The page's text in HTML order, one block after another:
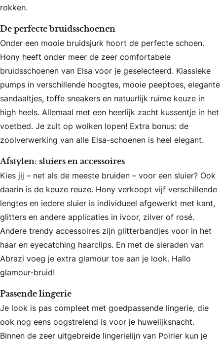
rokken.
De perfecte bruidsschoenen
Onder een mooie bruidsjurk hoort de perfecte schoen.
Hony heeft onder meer de zeer comfortabele
bruidsschoenen van Elsa voor je geselecteerd. Klassieke
pumps in verschillende hoogtes, mooie peeptoes, elegante
sandaaltjes, toffe sneakers en natuurlijk ruime keuze in
high heels. Allemaal met een heerlijk zacht kussentje in het
voetbed. Je zult op wolken lopen! Extra bonus: de
zoolverwerking van alle Elsa-schoenen is heel elegant.
Afstylen: sluiers en accessoires
Kies jij – net als de meeste bruiden – voor een sluier? Ook
daarin is de keuze reuze. Hony verkoopt vijf verschillende
lengtes en iedere sluier is individueel afgewerkt met kant,
glitters en andere applicaties in ivoor, zilver of rosé.
Andere trendy accessoires zijn glitterbandjes voor in het
haar en eyecatching haarclips. En met de sieraden van
Abrazi voeg je extra glamour toe aan je look. Hallo
glamour-bruid!
Passende lingerie
Je look is pas compleet met goedpassende lingerie, die
ook nog eens oogstrelend is voor je huwelijksnacht.
Binnen de zeer uitgebreide lingerielijn van Poirier kun je